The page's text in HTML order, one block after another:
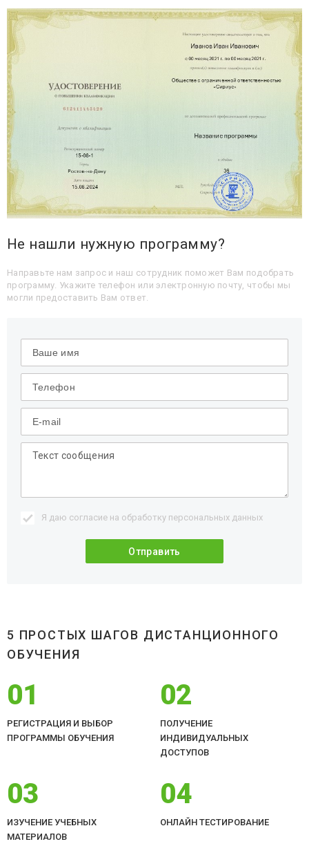
Не нашли нужную программу?
Направьте нам запрос и наш сотрудник поможет Вам подобрать
программу. Укажите телефон или электронную почту, чтобы мы
могли предоставить Вам ответ.
Я даю согласие на обработку персональных данных
5 ПРОСТЫХ ШАГОВ ДИСТАНЦИОННОГО
ОБУЧЕНИЯ
01
РЕГИСТРАЦИЯ И ВЫБОР
ПРОГРАММЫ ОБУЧЕНИЯ
02
ПОЛУЧЕНИЕ
ИНДИВИДУАЛЬНЫХ
ДОСТУПОВ
03
ИЗУЧЕНИЕ УЧЕБНЫХ
МАТЕРИАЛОВ
04
ОНЛАЙН ТЕСТИРОВАНИЕ